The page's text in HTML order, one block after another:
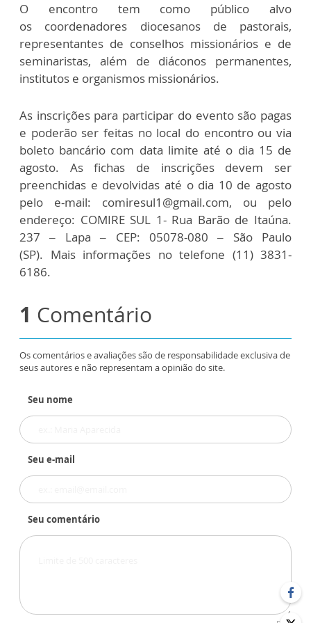
O encontro tem como público alvo
os coordenadores diocesanos de pastorais,
representantes de conselhos missionários e de
seminaristas, além de diáconos permanentes,
institutos e organismos missionários.
As inscrições para participar do evento são pagas
e poderão ser feitas no local do encontro ou via
boleto bancário com data limite até o dia 15 de
agosto. As fichas de inscrições devem ser
preenchidas e devolvidas até o dia 10 de agosto
pelo e-mail: comiresul1@gmail.com, ou pelo
endereço: COMIRE SUL 1- Rua Barão de Itaúna.
237 – Lapa – CEP: 05078-080 – São Paulo
(SP). Mais informações no telefone (11) 3831-
6186.
1 Comentário
Os comentários e avaliações são de responsabilidade exclusiva de
seus autores e não representam a opinião do site.
Seu nome
Seu e-mail
Seu comentário